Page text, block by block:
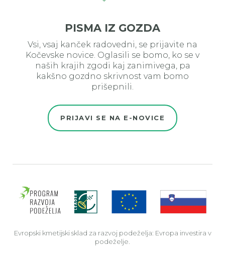
PISMA IZ GOZDA
Vsi, vsaj kanček radovedni, se prijavite na
Kočevske novice. Oglasili se bomo, ko se v
naših krajih zgodi kaj zanimivega, pa
kakšno gozdno skrivnost vam bomo
prišepnili.
PRIJAVI SE NA E-NOVICE
Evropski kmetijski sklad za razvoj podeželja: Evropa investira v
podeželje.